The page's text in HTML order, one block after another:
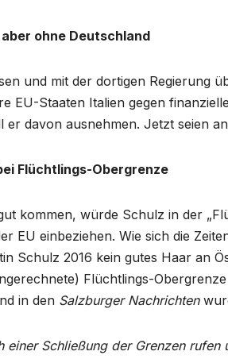
ohne Deutschland
und mit der dortigen Regierung
EU-Staaten Italien gegen
er davon ausnehmen. Jetzt seien
Flüchtlings-Obergrenze
kommen, würde Schulz in der
EU einbeziehen. Wie sich die
Schulz 2016 kein gutes Haar an
Flüchtlings-
in den Salzburger Nachrichten
einer Schließung der Grenzen